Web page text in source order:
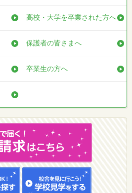
高校・大学を卒業された方へ
保護者の皆さまへ
卒業生の方へ